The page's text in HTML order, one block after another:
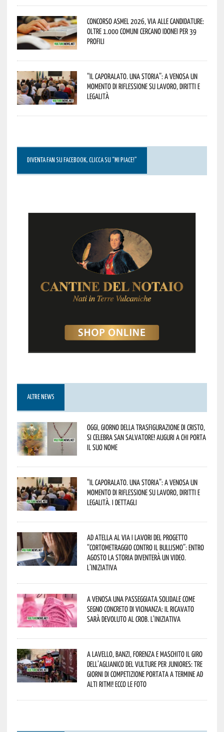
Concorso Asmel 2026, via alle candidature:
oltre 1.000 Comuni cercano idonei per 39
profili
“Il caporalato. Una storia”: a Venosa un
momento di riflessione su lavoro, diritti e
legalità
DIVENTA FAN SU FACEBOOK, CLICCA SU “MI PIACE!”
ALTRE NEWS
Oggi, giorno della Trasfigurazione di Cristo,
si celebra San Salvatore! Auguri a chi porta
il suo nome
“Il caporalato. Una storia”: a Venosa un
momento di riflessione su lavoro, diritti e
legalità. I dettagli
Ad Atella al via i lavori del progetto
“Cortometraggio contro il bullismo”: entro
agosto la storia diventerà un video.
L’iniziativa
A Venosa una passeggiata solidale come
segno concreto di vicinanza: il ricavato
sarà devoluto al CROB. L’iniziativa
A Lavello, Banzi, Forenza e Maschito il Giro
dell’Aglianico del Vulture per juniores: tre
giorni di competizione portata a termine ad
alti ritmi! Ecco le foto